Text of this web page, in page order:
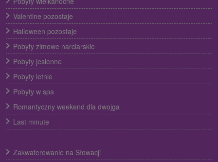
Valentine pozostaje
Halloween pozostaje
Pobyty zimowe narciarskie
Pobyty jesienne
Pobyty letnie
Pobyty w spa
Romantyczny weekend dla dwojga
Last minute
Zakwaterowanie na Słowacji